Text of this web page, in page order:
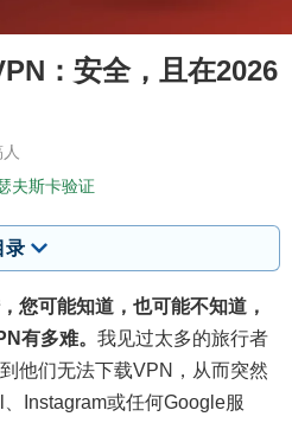
：安全，且在2026
夫斯卡验证
录
您可能知道，也可能不知道，
有多难。 我见过太多的旅行者
他们无法下载VPN，从而突然
Instagram或任何Google服